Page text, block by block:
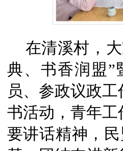
在清溪村，
典、书香润盟”
员、参政议政
书活动，青年
要讲话精神，